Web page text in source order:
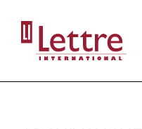
Inhalt